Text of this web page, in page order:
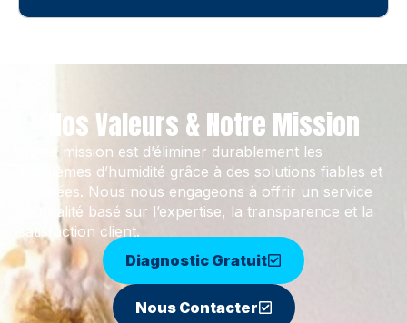
Nos Valeurs & Notre Mission
Notre mission est d’éliminer durablement les
problèmes d’humidité grâce à des solutions fiables et
adaptées. Nous nous engageons à offrir un service
de qualité basé sur l’expertise, la transparence et la
satisfaction client.
Diagnostic Gratuit
Nous Contacter